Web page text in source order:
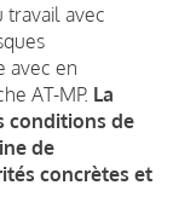
travail avec
avec en
AT-MP. La
conditions de
de
concrètes et